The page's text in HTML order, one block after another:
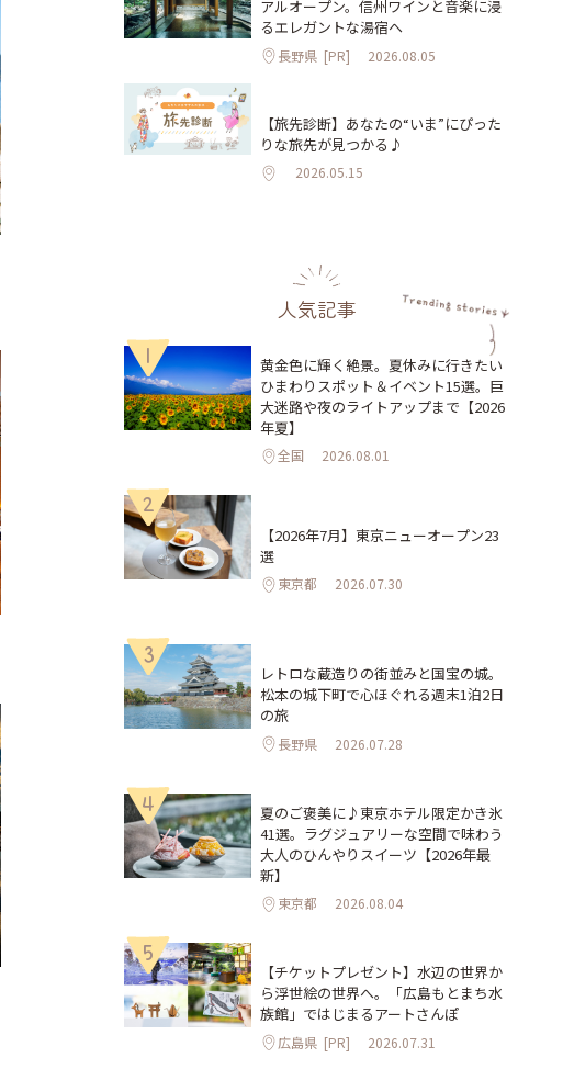
アルオープン。信州ワインと音楽に浸
るエレガントな湯宿へ
長野県 [PR] 2026.08.05
【旅先診断】あなたの“いま”にぴった
りな旅先が見つかる♪
2026.05.15
人気記事
1
黄金色に輝く絶景。夏休みに行きたい
ひまわりスポット＆イベント15選。巨
大迷路や夜のライトアップまで【2026
年夏】
全国 2026.08.01
2
【2026年7月】東京ニューオープン23
選
東京都 2026.07.30
3
レトロな蔵造りの街並みと国宝の城。
松本の城下町で心ほぐれる週末1泊2日
の旅
長野県 2026.07.28
4
夏のご褒美に♪東京ホテル限定かき氷
41選。ラグジュアリーな空間で味わう
大人のひんやりスイーツ【2026年最
新】
東京都 2026.08.04
5
【チケットプレゼント】水辺の世界か
ら浮世絵の世界へ。「広島もとまち水
族館」ではじまるアートさんぽ
広島県 [PR] 2026.07.31